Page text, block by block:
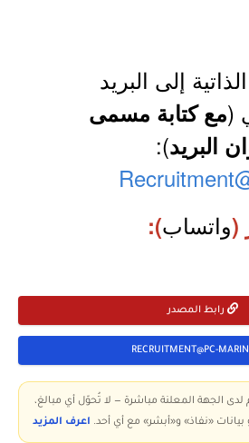
إلى البريد
(مع كتابة مسمى
البريد):
(واتساب):
رابط المصدر
RECRUITMENT@PC-
لدى الجهة المعلنة مباشرة — لا تُحوّل أي مبالغ،
«نفاذ» و«أبشر» مع أي أحد. اعرف المزيد